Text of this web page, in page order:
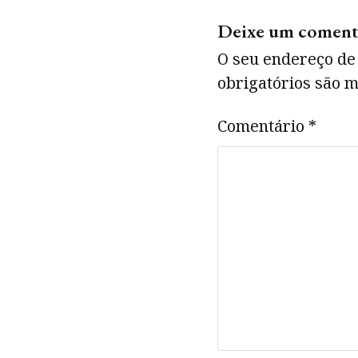
Deixe um
O seu endereço
obrigatórios são
Comentário *